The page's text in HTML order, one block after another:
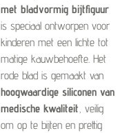
met bladvormig bijtfiguur
is speciaal ontworpen voor
kinderen met een lichte tot
matige kauwbehoefte. Het
rode blad is gemaakt van
hoogwaardige siliconen van
medische kwaliteit , veilig
om op te bijten en prettig